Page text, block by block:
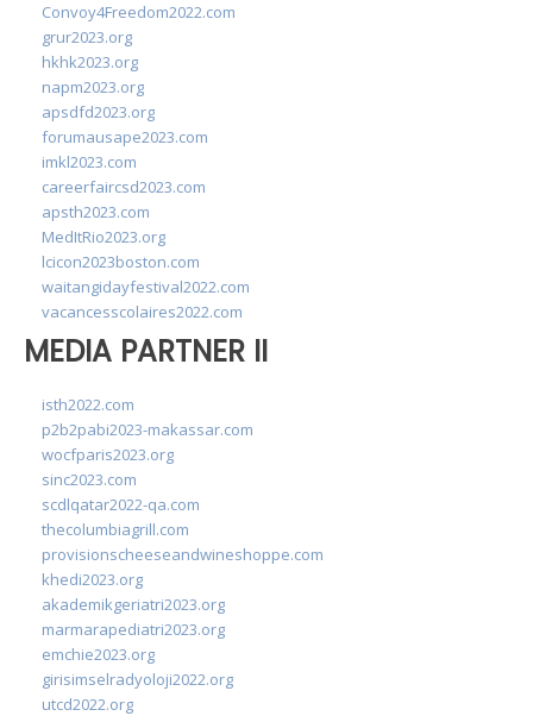
Convoy4Freedom2022.com
grur2023.org
hkhk2023.org
napm2023.org
apsdfd2023.org
forumausape2023.com
imkl2023.com
careerfaircsd2023.com
apsth2023.com
MedItRio2023.org
lcicon2023boston.com
waitangidayfestival2022.com
vacancesscolaires2022.com
MEDIA PARTNER II
isth2022.com
p2b2pabi2023-makassar.com
wocfparis2023.org
sinc2023.com
scdlqatar2022-qa.com
thecolumbiagrill.com
provisionscheeseandwineshoppe.com
khedi2023.org
akademikgeriatri2023.org
marmarapediatri2023.org
emchie2023.org
girisimselradyoloji2022.org
utcd2022.org